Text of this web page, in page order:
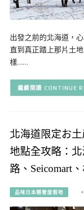
出發之前的北海道，
直到真正踏上那片土
樣……
CONTINUE
北海道限定お
地點全攻略：
路、Seicomart
品味日本輕奢度假地